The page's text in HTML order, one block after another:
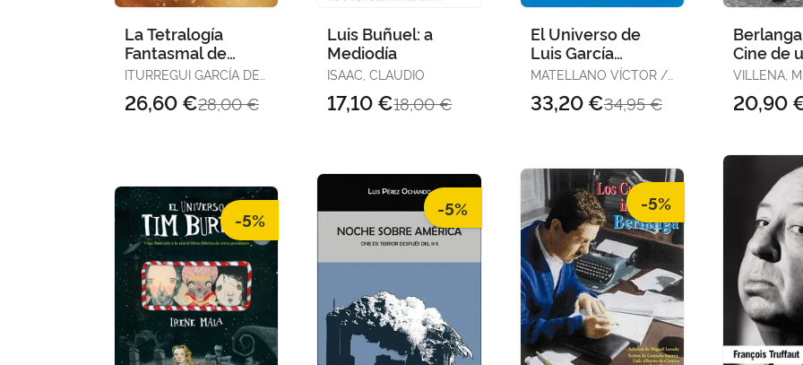
La Tetralogía
Fantasmal de
David Lynch
ITURREGUI GARCÍA DE
28,00 €
26,60 €
Luis Buñuel: a
Mediodía
ISAAC, CLAUDIO
18,00 €
17,10 €
El Universo de
Luis García
Berlanga
MATELLANO VÍCTOR /
DIEGO / RODRIGUEZ
34,95 €
33,20 €
Cine de
Creador
VILLENA,
20,90
-5% -5% -5%